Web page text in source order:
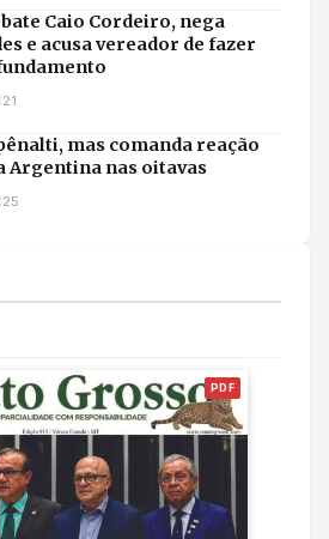
Caio Cordeiro, nega
e acusa vereador de fazer
mas comanda reação
Argentina nas oitavas
PDF